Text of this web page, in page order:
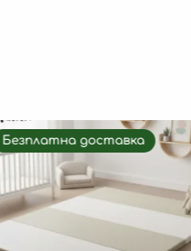
Безплатна доставка